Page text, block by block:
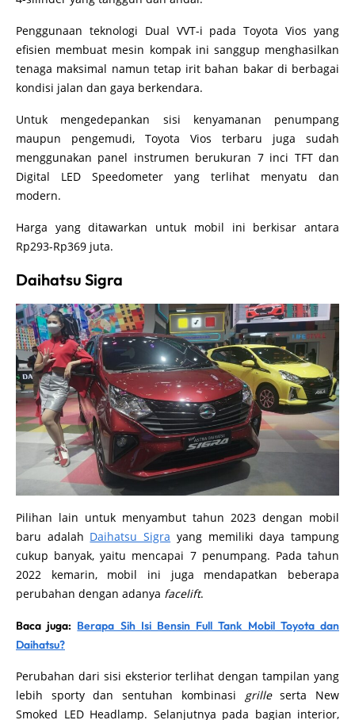
Penggunaan teknologi Dual VVT-i pada Toyota Vios yang
efisien membuat mesin kompak ini sanggup menghasilkan
tenaga maksimal namun tetap irit bahan bakar di berbagai
kondisi jalan dan gaya berkendara.
Untuk mengedepankan sisi kenyamanan penumpang
maupun pengemudi, Toyota Vios terbaru juga sudah
menggunakan panel instrumen berukuran 7 inci TFT dan
Digital LED Speedometer yang terlihat menyatu dan
modern.
Harga yang ditawarkan untuk mobil ini berkisar antara
Rp293-Rp369 juta.
Daihatsu Sigra
Pilihan lain untuk menyambut tahun 2023 dengan mobil
baru adalah Daihatsu Sigra yang memiliki daya tampung
cukup banyak, yaitu mencapai 7 penumpang. Pada tahun
2022 kemarin, mobil ini juga mendapatkan beberapa
perubahan dengan adanya facelift.
Baca juga: Berapa Sih Isi Bensin Full Tank Mobil Toyota dan
Daihatsu?
Perubahan dari sisi eksterior terlihat dengan tampilan yang
lebih sporty dan sentuhan kombinasi grilleserta New
Smoked LED Headlamp. Selanjutnya pada bagian interior,